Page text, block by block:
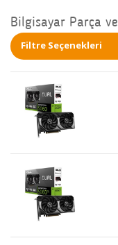
Bilgisayar Parça
Filtre Seçenekleri